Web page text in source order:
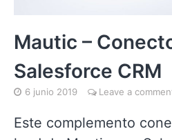
Mautic –
Salesforce CRM
6 junio 2019 Leave a
Este complemento